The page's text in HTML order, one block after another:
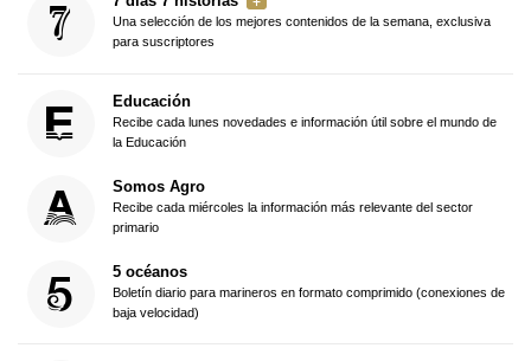
Una selección de los mejores contenidos de la semana, exclusiva
para suscriptores
Educación
Recibe cada lunes novedades e información útil sobre el mundo de
la Educación
Somos Agro
Recibe cada miércoles la información más relevante del sector
primario
5 océanos
Boletín diario para marineros en formato comprimido (conexiones de
baja velocidad)